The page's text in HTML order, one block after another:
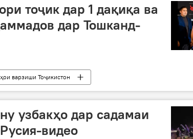
тоҷик дар 1 дақиқа ва
дар Тошканд-
варзиши Тоҷикистон
узбакҳо дар садамаи
видео